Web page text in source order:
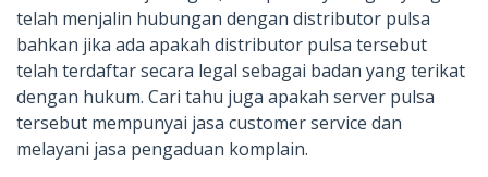
telah menjalin hubungan dengan distributor pulsa
bahkan jika ada apakah distributor pulsa tersebut
telah terdaftar secara legal sebagai badan yang terikat
dengan hukum. Cari tahu juga apakah server pulsa
tersebut mempunyai jasa customer service dan
melayani jasa pengaduan komplain.